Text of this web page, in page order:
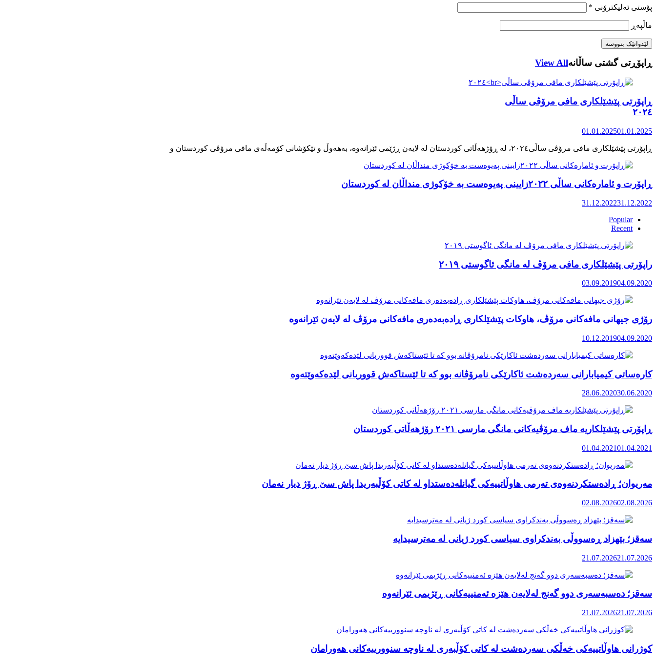
پۆستی ئەلیکترۆنی *
ماڵپه‌ڕ
ڕاپۆڕتی گشتی ساڵانهView All
ڕاپۆرتی پێشێلکاری مافی مرۆڤی ساڵی
٢٠٢٤
01.01.202501.01.2025
ڕاپۆرت و ئامارەکانی ساڵی ٢٠٢٢زایینی پەیوەست بە خۆکوژی منداڵان لە کوردستان
31.12.202231.12.2022
Popular
Recent
راپۆرتی پێشێلكاری مافی مرۆڤ له‌ مانگی ئاگوستی ٢٠١٩
03.09.201904.09.2020
رۆژی جیهانی مافەکانی مرۆڤ، هاوکات پێشێلکاری ڕادەبەدەری مافەکانی مرۆڤ لە لایەن ئێرانەوە
10.12.201904.09.2020
کارەساتی کیمیابارانی سەردەشت ئاکارێکی نامرۆڤانە بوو کە تا ئێستاکەش قووربانی لێدەکەوێتەوە
28.06.202030.06.2020
ڕاپۆرتی پێشێلکاریە ماف مرۆڤیەکانی مانگی مارسی ٢٠٢١ رۆژهەڵاتی کوردستان
01.04.202101.04.2021
مەریوان؛ ڕادەستکردنەوەی تەرمی هاوڵاتییەکی گیانلەدەستداو لە کاتی کۆڵبەریدا پاش سێ ڕۆژ دیار نەمان
02.08.202602.08.2026
سەقز؛ بێهزاد ڕەسووڵی بەندکراوی سیاسی کورد ژیانی لە مەترسیدایە
21.07.202621.07.2026
سەقز؛ دەسبەسەری دوو گەنج لەلایەن هێزە ئەمنییەکانی ڕێژیمی ئێرانەوە
21.07.202621.07.2026
کوژرانی هاوڵاتییەکی خەڵکی سەردەشت لە کاتی کۆڵبەری لە ناوچە سنوورییەکانی هەورامان